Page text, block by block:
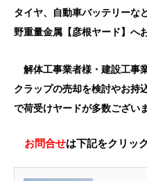
タイヤ、自動車バッテリーな
野重量金属【彦根ヤード】へ
解体工事業者様・建設工事
クラップの売却を検討やお持
で荷受けヤードが多数ございま
お問合せは下記をクリック